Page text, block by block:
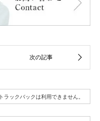
トラックバックは利用できません。